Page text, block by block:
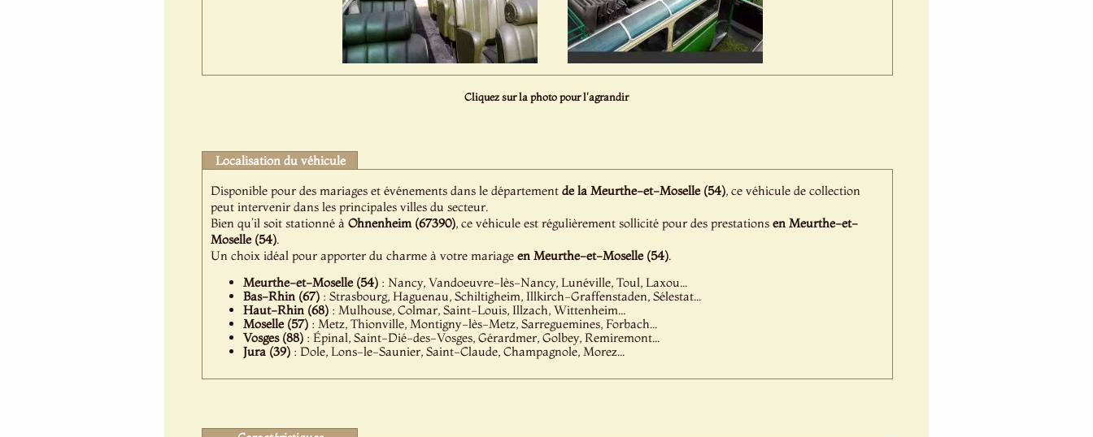
Cliquez sur la photo pour l'agrandir
Localisation du véhicule
Disponible pour des mariages et événements dans le département de la Meurthe-et-Moselle (54), ce véhicule de collection
peut intervenir dans les principales villes du secteur.
Bien qu’il soit stationné à Ohnenheim (67390), ce véhicule est régulièrement sollicité pour des prestations en Meurthe-et-
Moselle (54).
Un choix idéal pour apporter du charme à votre mariage en Meurthe-et-Moselle (54).
Meurthe-et-Moselle (54): Nancy, Vandoeuvre-lès-Nancy, Lunéville, Toul, Laxou...
Bas-Rhin (67): Strasbourg, Haguenau, Schiltigheim, Illkirch-Graffenstaden, Sélestat...
Haut-Rhin (68): Mulhouse, Colmar, Saint-Louis, Illzach, Wittenheim...
Moselle (57): Metz, Thionville, Montigny-lès-Metz, Sarreguemines, Forbach...
Vosges (88): Épinal, Saint-Dié-des-Vosges, Gérardmer, Golbey, Remiremont...
Jura (39): Dole, Lons-le-Saunier, Saint-Claude, Champagnole, Morez...